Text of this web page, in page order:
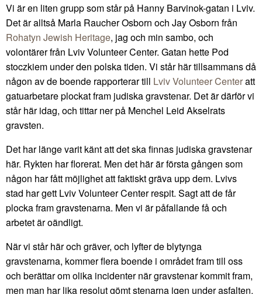
Vi är en liten grupp som står på Hanny Barvinok-gatan i Lviv.
Det är alltså Marla Raucher Osborn och Jay Osborn från
Rohatyn Jewish Heritage, jag och min sambo, och
volontärer från Lviv Volunteer Center. Gatan hette Pod
stoczkiem under den polska tiden. Vi står här tillsammans då
någon av de boende rapporterar till Lviv Volunteer Centeratt
gatuarbetare plockat fram judiska gravstenar. Det är därför vi
står här idag, och tittar ner på Menchel Leid Akselrats
gravsten.
Det har länge varit känt att det ska finnas judiska gravstenar
här. Rykten har florerat. Men det här är första gången som
någon har fått möjlighet att faktiskt gräva upp dem. Lvivs
stad har gett Lviv Volunteer Center respit. Sagt att de får
plocka fram gravstenarna. Men vi är påfallande få och
arbetet är oändligt.
När vi står här och gräver, och lyfter de blytynga
gravstenarna, kommer flera boende i området fram till oss
och berättar om olika incidenter när gravstenar kommit fram,
men man har lika resolut gömt stenarna igen under asfalten.